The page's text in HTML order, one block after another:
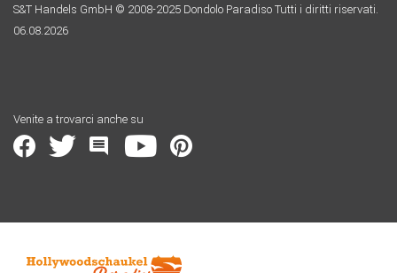
S&T Handels GmbH © 2008-2025 Dondolo Paradiso Tutti i diritti riservati.
06.08.2026
Venite a trovarci anche su